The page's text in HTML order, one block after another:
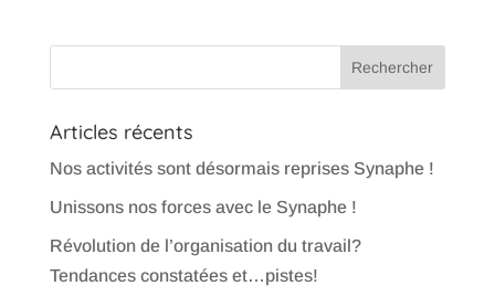
Articles récents
Nos activités sont désormais reprises Synaphe !
Unissons nos forces avec le Synaphe !
Révolution de l’organisation du travail?
Tendances constatées et…pistes!